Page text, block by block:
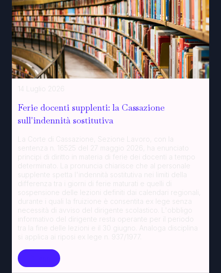
14 Luglio 2026
Ferie docenti supplenti: la Cassazione
sull'indennità sostitutiva
La Corte di Cassazione, Sezione Lavoro, con la
sentenza n. 16525 del 27 maggio 2026, ha enunciato
principi di diritto in materia di ferie dei docenti a tempo
determinato. La pronuncia chiarisce che al personale
supplente spetta l'indennità sostitutiva nei limiti della
differenza tra i giorni di ferie maturati e quelli di
sospensione delle lezioni definiti dai calendari regionali,
durante i quali la fruizione è consentita ex lege senza
necessità di avviso del dirigente scolastico. L'obbligo
informativo del dirigente resta operante per il periodo
tra la fine delle lezioni e il 30 giugno. Analoga disciplina
si applica ai riposi ex lege n. 937/1977.